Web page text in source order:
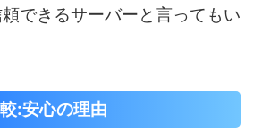
できるサーバーと言ってもい
:安心の理由